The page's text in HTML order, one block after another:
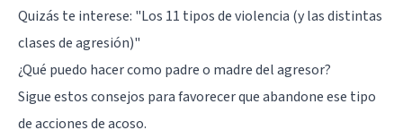
Quizás te interese: "Los 11 tipos de violencia (y las distintas
clases de agresión)"
¿Qué puedo hacer como padre o madre del agresor?
Sigue estos consejos para favorecer que abandone ese tipo
de acciones de acoso.